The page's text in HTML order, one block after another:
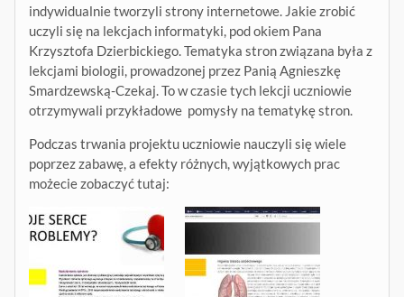
indywidualnie tworzyli strony internetowe. Jakie zrobić
uczyli się na lekcjach informatyki, pod okiem Pana
Krzysztofa Dzierbickiego. Tematyka stron związana była z
lekcjami biologii, prowadzonej przez Panią Agnieszkę
Smardzewską-Czekaj. To w czasie tych lekcji uczniowie
otrzymywali przykładowe pomysły na tematykę stron.
Podczas trwania projektu uczniowie nauczyli się wiele
poprzez zabawę, a efekty różnych, wyjątkowych prac
możecie zobaczyć tutaj: